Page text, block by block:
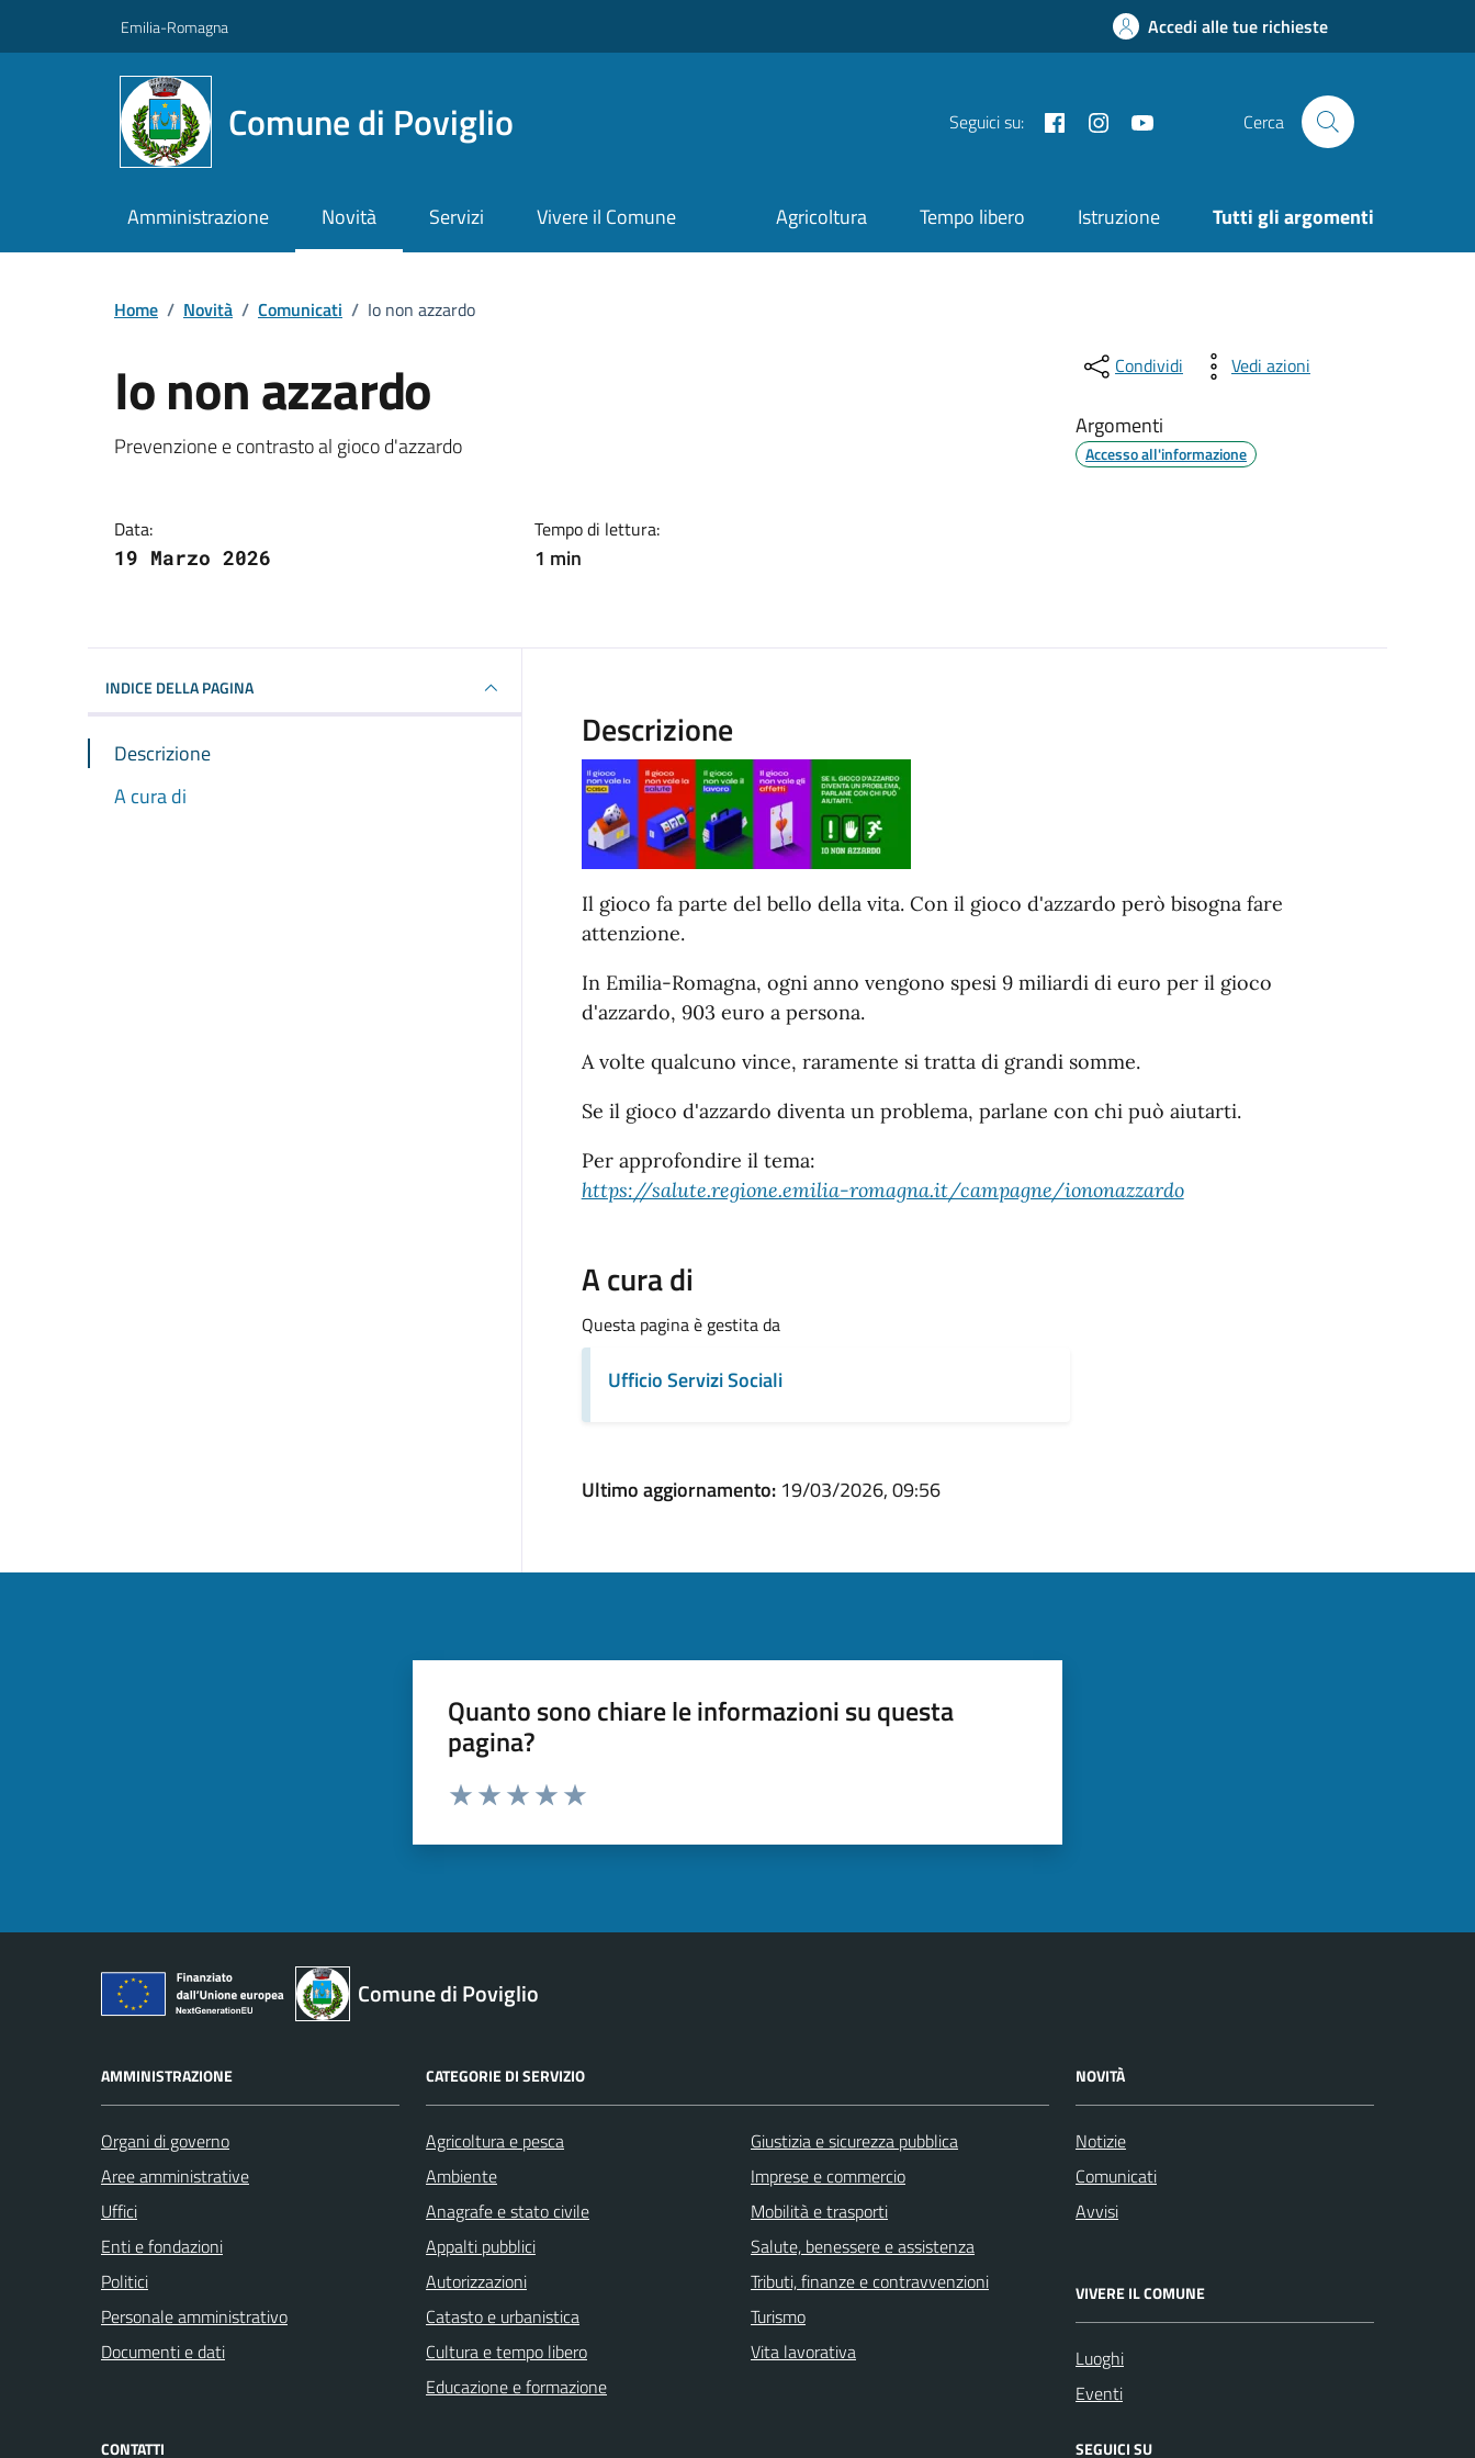
Emilia-Romagna Accedi alle tue richieste
Comune di Poviglio Seguici su: FacebookInstagram Cerca
Amministrazione Novità Servizi Vivere il Comune Agricoltura Tempo libero Istruzione Tutti gli argomenti
Home / Novità / Comunicati / Io non azzardo
Io non azzardo
Dettagli della notizia
Prevenzione e contrasto al gioco d'azzardo
Data:
19 Marzo 2026
Tempo di lettura:
1 min
Condividi Vedi azioni
Argomenti
Accesso all'informazione
INDICE DELLA PAGINA
Descrizione
A cura di
Descrizione
Il gioco fa parte del bello della vita. Con il gioco d'azzardo però bisogna fare
attenzione.
In Emilia-Romagna, ogni anno vengono spesi 9 miliardi di euro per il gioco
d'azzardo, 903 euro a persona.
A volte qualcuno vince, raramente si tratta di grandi somme.
Se il gioco d'azzardo diventa un problema, parlane con chi può aiutarti.
Per approfondire il tema:
https://salute.regione.emilia-romagna.it/campagne/iononazzardo
A cura di
Questa pagina è gestita da
Ufficio Servizi Sociali
Ultimo aggiornamento: 19/03/2026, 09:56
Quanto sono chiare le informazioni su questa
pagina?
Comune di Poviglio
AMMINISTRAZIONE
Organi di governo
Aree amministrative
Uffici
Enti e fondazioni
Politici
Personale amministrativo
Documenti e dati
CATEGORIE DI SERVIZIO
Agricoltura e pesca
Ambiente
Anagrafe e stato civile
Appalti pubblici
Autorizzazioni
Catasto e urbanistica
Cultura e tempo libero
Educazione e formazione
Giustizia e sicurezza pubblica
Imprese e commercio
Mobilità e trasporti
Salute, benessere e assistenza
Tributi, finanze e contravvenzioni
Turismo
Vita lavorativa
NOVITÀ
Notizie
Comunicati
Avvisi
VIVERE IL COMUNE
Luoghi
Eventi
CONTATTI SEGUICI SU